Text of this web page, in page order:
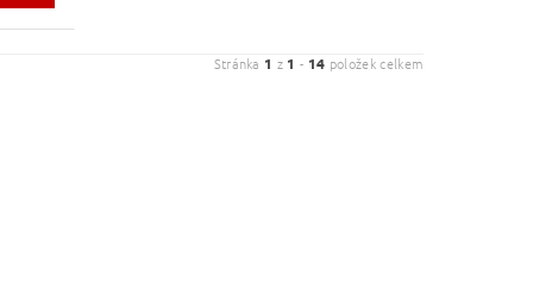
Stránka 1 z 1 - 14 položek celkem